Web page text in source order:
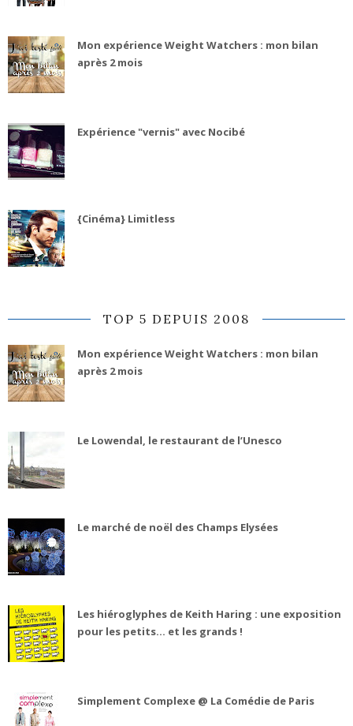
Mon expérience Weight Watchers : mon bilan
après 2 mois
Expérience "vernis" avec Nocibé
{Cinéma} Limitless
TOP 5 DEPUIS 2008
Mon expérience Weight Watchers : mon bilan
après 2 mois
Le Lowendal, le restaurant de l’Unesco
Le marché de noël des Champs Elysées
Les hiéroglyphes de Keith Haring : une exposition
pour les petits... et les grands !
Simplement Complexe @ La Comédie de Paris